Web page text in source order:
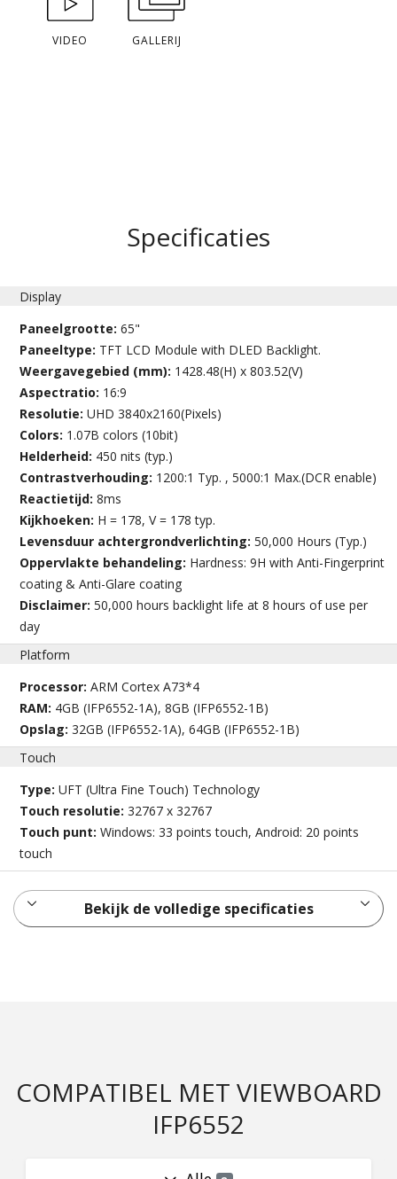
VIDEO GALLERIJ
Specificaties
Display
Paneelgrootte:65"
Paneeltype: TFT LCD Module with DLED Backlight.
Weergavegebied (mm): 1428.48(H) x 803.52(V)
Aspectratio: 16:9
Resolutie:UHD 3840x2160(Pixels)
Colors: 1.07B colors (10bit)
Helderheid: 450 nits (typ.)
Contrastverhouding: 1200:1 Typ. , 5000:1 Max.(DCR enable)
Reactietijd:8ms
Kijkhoeken: H = 178, V = 178 typ.
Levensduur achtergrondverlichting:50,000 Hours (Typ.)
Oppervlakte behandeling: Hardness: 9H with Anti-Fingerprint
coating & Anti-Glare coating
Disclaimer:50,000 hours backlight life at 8 hours of use per
day
Platform
Processor:ARM Cortex A73*4
RAM: 4GB (IFP6552-1A), 8GB (IFP6552-1B)
Opslag:32GB (IFP6552-1A), 64GB (IFP6552-1B)
Touch
Type:UFT (Ultra Fine Touch) Technology
Touch resolutie:32767 x 32767
Touch punt:Windows: 33 points touch, Android: 20 points
touch
Bekijk de volledige specificaties
COMPATIBEL MET VIEWBOARD
IFP6552